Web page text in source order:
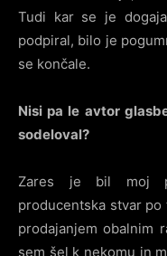
Tudi kar se je
podpiral, bilo je
se končale.
Nisi pa le avtor
sodeloval?
Zares je bil moj
producentska stvar
prodajanjem obalnim
sem šel k nekomu in